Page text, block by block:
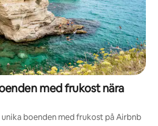
med frukost nära
boenden med frukost på Airbnb